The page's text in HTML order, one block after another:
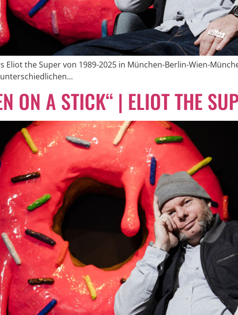
Eliot the Super von 1989-2025 in München-Berlin-Wien-
ON A STICK“ | ELIOT THE